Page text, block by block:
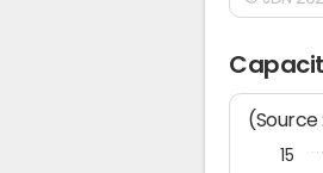
(Source
15